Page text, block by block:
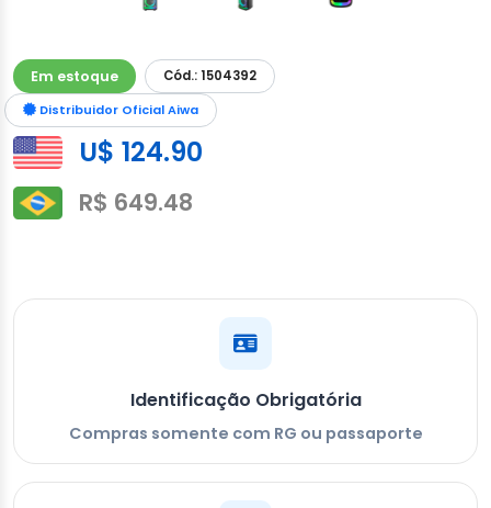
Em estoque
Cód.: 1504392
Distribuidor Oficial Aiwa
U$ 124.90
R$ 649.48
Identificação Obrigatória
Compras somente com RG ou passaporte